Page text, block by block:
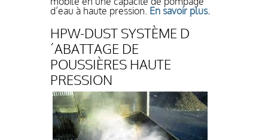
d’eau à haute pression. En savoir plus.
HPW-DUST SYSTÈME D
´ABATTAGE DE
POUSSIÈRES HAUTE
PRESSION